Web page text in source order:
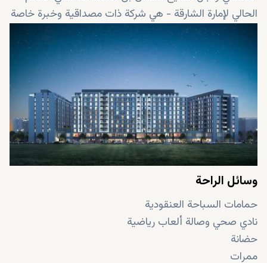
الحالي لإمارة الشارقة - هي شركة ذات مصداقية وخبرة خاصة
في توفير أسلوب حياة رائع مثل "الجرينة 6" كونها مشروعها
الرائد
الممشى هو مجتمع متكامل بمناطق مخصصة للعب
الأطفال والوجهات العائلية ومحلات البيع بالتجزئة والمطاعم
وأماكن الترفيه والمشي
وسائل الراحة
حمامات السباحة العنقودية
نادي صحي وصالة ألعاب رياضية
حضانة
ممرات